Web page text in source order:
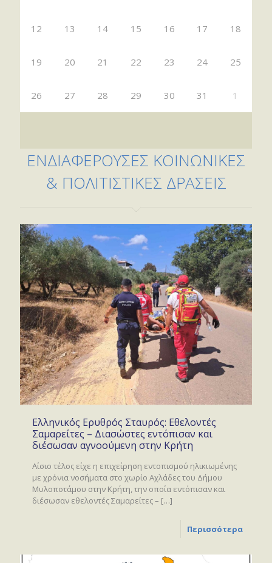
12 13 14 15 16 17 18
19 20 21 22 23 24 25
26 27 28 29 30 31 1
ΕΝΔΙΑΦΕΡΟΥΣΕΣ ΚΟΙΝΩΝΙΚΕΣ
& ΠΟΛΙΤΙΣΤΙΚΕΣ ΔΡΑΣΕΙΣ
Ελληνικός Ερυθρός Σταυρός: Εθελοντές
Σαμαρείτες – Διασώστες εντόπισαν και
διέσωσαν αγνοούμενη στην Κρήτη
Αίσιο τέλος είχε η επιχείρηση εντοπισμού ηλικιωμένης
με χρόνια νοσήματα στο χωρίο Αχλάδες του Δήμου
Μυλοποτάμου στην Κρήτη, την οποία εντόπισαν και
διέσωσαν εθελοντές Σαμαρείτες – […]
Περισσότερα